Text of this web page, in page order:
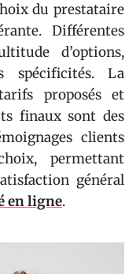
du prestataire
Différentes
d’options,
spécificités. La
proposés et
finaux sont des
clients
permettant
général
en ligne.